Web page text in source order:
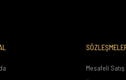
Mesafeli